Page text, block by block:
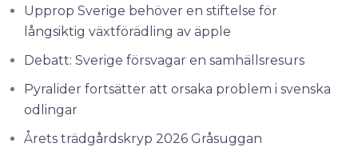
Upprop Sverige behöver en stiftelse för
långsiktig växtförädling av äpple
Debatt: Sverige försvagar en samhällsresurs
Pyralider fortsätter att orsaka problem i svenska
odlingar
Årets trädgårdskryp 2026 Gråsuggan